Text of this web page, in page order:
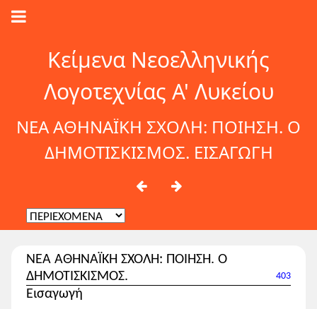
Κείμενα Νεοελληνικής
Λογοτεχνίας Α' Λυκείου
ΝΕΑ ΑΘΗΝΑΪΚΗ ΣΧΟΛΗ: ΠΟΙΗΣΗ. Ο
ΔΗΜΟΤΙΣΚΙΣΜΟΣ. ΕΙΣΑΓΩΓΗ
ΝΕΑ ΑΘΗΝΑΪΚΗ ΣΧΟΛΗ: ΠΟΙΗΣΗ. Ο
ΔΗΜΟΤΙΣΚΙΣΜΟΣ.
403
Εισαγωγή